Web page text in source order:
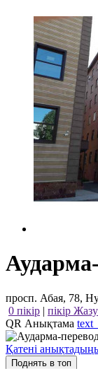
просп. Абая, 78,
0 пікір | пікір Жазу
QR Анықтама
Қатені
Поднять в топ